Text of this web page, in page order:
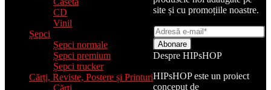
CD
Vinil
Șepci
Șepci normale
Șepci premium
Șepci trucker
Cărți, Reviste, Postere și Printuri
Cărți
site și cu promoțiile noastre.
Despre HIPsHOP
HIPsHOP este un proiect
conceput de